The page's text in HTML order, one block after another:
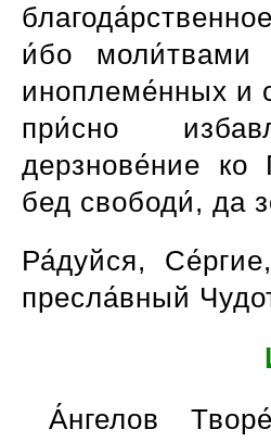
и́бо моли́твами
иноплеме́нных и
при́сно
дерзнове́ние ко
бед свободи́, да
Ра́дуйся,
пресла́вный
А́нгелов